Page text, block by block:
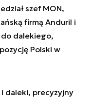
szef MON,
firmą Anduril i
dalekiego,
Polski w
i daleki, precyzyjny